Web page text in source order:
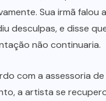
Sua irmã falou
desculpas, e disse
não continuaria.
com a assessoria
a artista se